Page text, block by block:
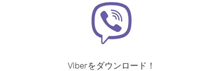
Viberをダウンロード！